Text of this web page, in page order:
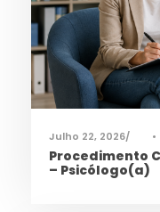
Julho 22, 2026 •
Procedimento
– Psicólogo(a)